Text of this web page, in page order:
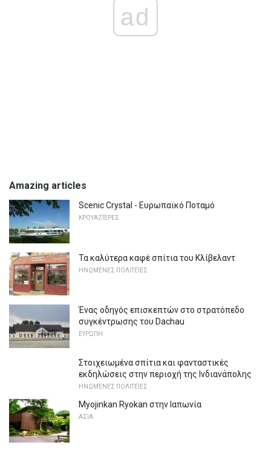
ad
Amazing articles
Scenic Crystal - Ευρωπαϊκό Ποταμό
ΚΡΟΥΑΖΙΈΡΕΣ
Τα καλύτερα καφέ σπίτια του Κλίβελαντ
ΗΝΩΜΈΝΕΣ ΠΟΛΙΤΕΊΕΣ
Ένας οδηγός επισκεπτών στο στρατόπεδο
συγκέντρωσης του Dachau
ΕΥΡΏΠΗ
Στοιχειωμένα σπίτια και φανταστικές
εκδηλώσεις στην περιοχή της Ινδιανάπολης
ΗΝΩΜΈΝΕΣ ΠΟΛΙΤΕΊΕΣ
Myojinkan Ryokan στην Ιαπωνία
ΑΣΊΑ